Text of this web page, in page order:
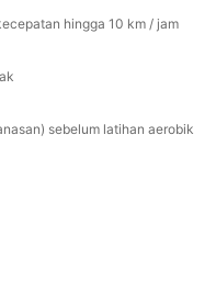
hingga 10 km / jam
sebelum latihan aerobik